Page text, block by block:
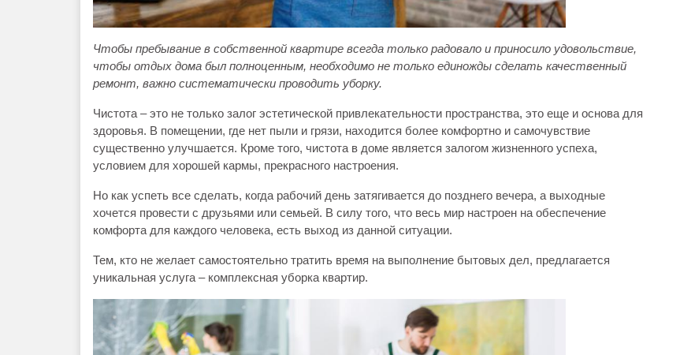
Чтобы пребывание в собственной квартире всегда только радовало и приносило удовольствие,
чтобы отдых дома был полноценным, необходимо не только единожды сделать качественный
ремонт, важно систематически проводить уборку.
Чистота – это не только залог эстетической привлекательности пространства, это еще и основа для
здоровья. В помещении, где нет пыли и грязи, находится более комфортно и самочувствие
существенно улучшается. Кроме того, чистота в доме является залогом жизненного успеха,
условием для хорошей кармы, прекрасного настроения.
Но как успеть все сделать, когда рабочий день затягивается до позднего вечера, а выходные
хочется провести с друзьями или семьей. В силу того, что весь мир настроен на обеспечение
комфорта для каждого человека, есть выход из данной ситуации.
Тем, кто не желает самостоятельно тратить время на выполнение бытовых дел, предлагается
уникальная услуга – комплексная уборка квартир.